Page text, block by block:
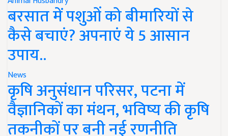
बरसात में पशुओं को बीमारियों से
कैसे बचाएं? अपनाएं ये 5 आसान
उपाय..
News
कृषि अनुसंधान परिसर, पटना में
वैज्ञानिकों का मंथन, भविष्य की कृषि
तकनीकों पर बनी नई रणनीति